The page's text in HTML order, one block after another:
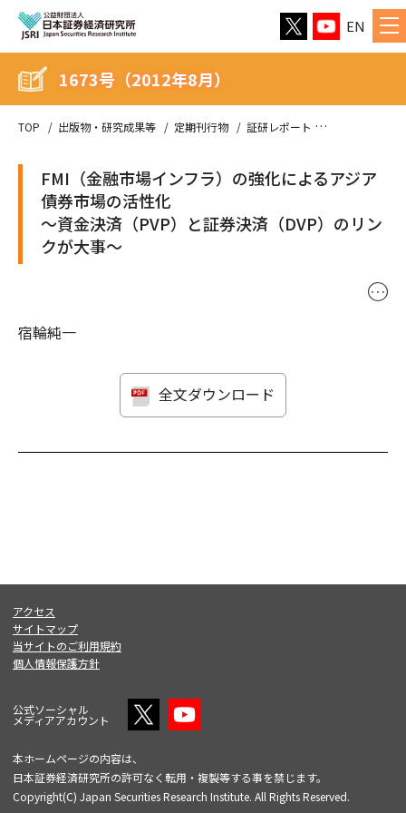
EN
TOP 出版物・研究成果等 定期刊行物 証研レポート
1673号（2012年8月）
FMI（金融市場インフラ）の強化によるアジア
債券市場の活性化
〜資金決済（PVP）と証券決済（DVP）のリン
クが大事〜
･･･
宿輪純一
全文ダウンロード
アクセス
サイトマップ
当サイトのご利用規約
個人情報保護方針
公式ソーシャル
メディアアカウント
本ホームページの内容は、
日本証券経済研究所の許可なく転用・複製等する事を禁じます。
Copyright(C) Japan Securities Research Institute. All Rights Reserved.